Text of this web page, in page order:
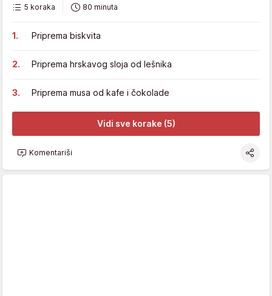
5 koraka 80 minuta
Priprema biskvita
Priprema hrskavog sloja od lešnika
Priprema musa od kafe i čokolade
Vidi sve korake (5)
Komentariši